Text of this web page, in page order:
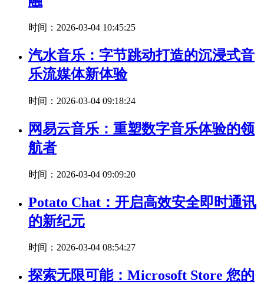
时间：2026-03-04 10:45:25
汽水音乐：字节跳动打造的沉浸式音
乐流媒体新体验
时间：2026-03-04 09:18:24
网易云音乐：重塑数字音乐体验的领
航者
时间：2026-03-04 09:09:20
Potato Chat：开启高效安全即时通讯
的新纪元
时间：2026-03-04 08:54:27
探索无限可能：Microsoft Store 您的